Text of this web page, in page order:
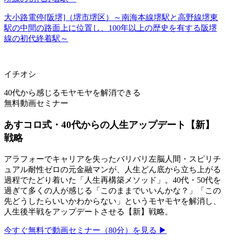
大小路電停[阪堺]（堺市堺区）～南海本線堺駅と高野線堺東
駅の中間の路面上に位置し、100年以上の歴史を有する阪堺
線の初代終着駅～
イチオシ
40代から感じるモヤモヤを解消できる
無料動画セミナー
あすコロ式・40代からの人生アップデート【新】
戦略
アラフォーでキャリアを失ったバリバリ左脳人間・スピリチ
ュアル耐性ゼロの元金融マンが、人生どん底から立ち上がる
過程でたどり着いた「人生再構築メソッド」。40代・50代を
過ぎて多くの人が感じる「このままでいいんかな？」「この
先どうしたらいいかわからない」というモヤモヤを解消し、
人生後半戦をアップデートさせる【新】戦略。
今すぐ無料で動画セミナー（80分）を見る ▶